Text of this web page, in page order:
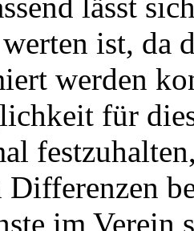
ist, da
werden
für
im